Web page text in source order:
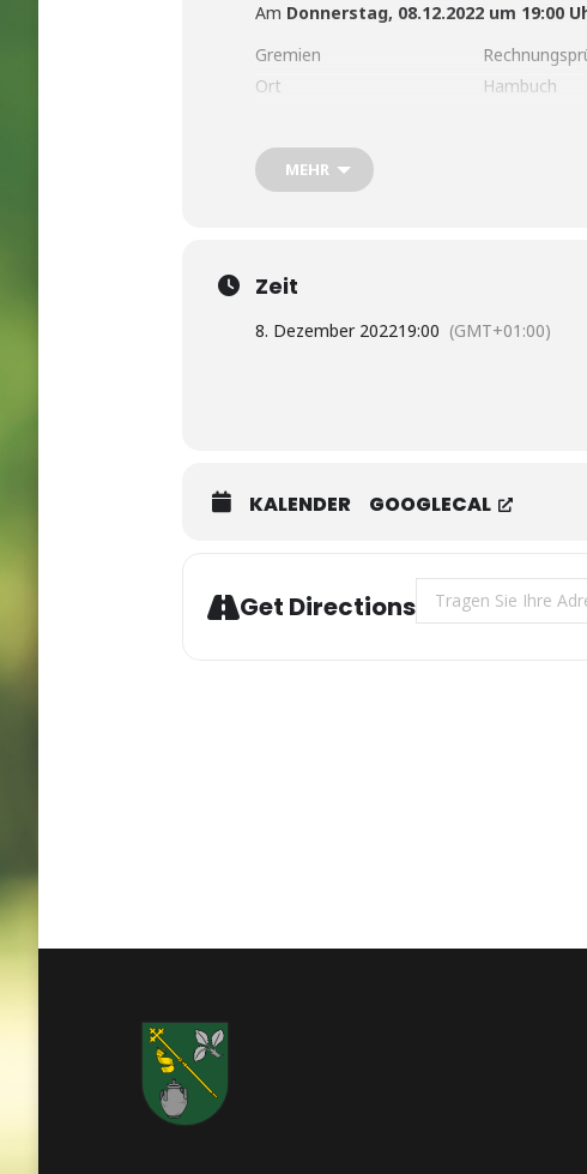
Am Donnerstag, 08.12.2022 um 19:00
Gremien
Ort
Hambuch
Tagesordnung
Nichtöffentliche Sitzung
Masken bei Gremiensitzungen:
Bei allen Gremiensitzungen wird das
MEHR
Zeit
8. Dezember 202219:00 (GMT+01:00)
KALENDER GOOGLECAL
Get Directions Address - 4. Sitzung